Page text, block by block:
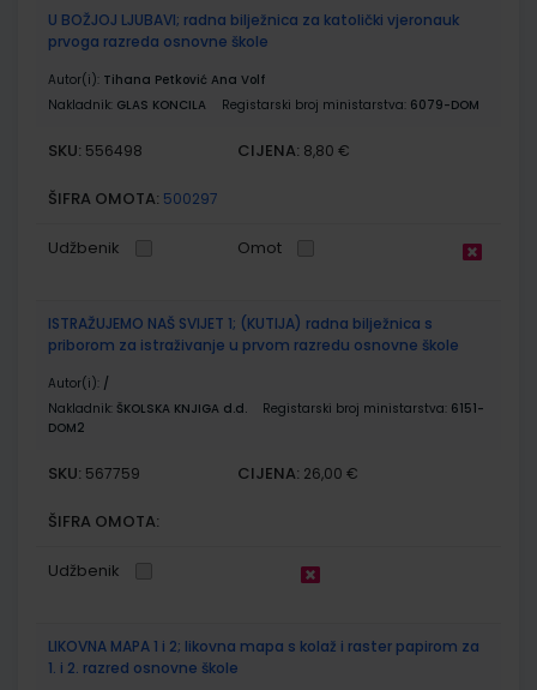
U BOŽJOJ LJUBAVI; radna bilježnica za katolički vjeronauk
prvoga razreda osnovne škole
Autor(i): Tihana Petković Ana Volf
Nakladnik: GLAS KONCILA Registarski broj ministarstva: 6079-DOM
SKU: 556498 CIJENA: 8,80 €
ŠIFRA OMOTA: 500297
Udžbenik Omot
ISTRAŽUJEMO NAŠ SVIJET 1; (KUTIJA) radna bilježnica s
priborom za istraživanje u prvom razredu osnovne škole
Autor(i): /
Nakladnik: ŠKOLSKA KNJIGA d.d. Registarski broj ministarstva: 6151-
DOM2
SKU: 567759 CIJENA: 26,00 €
ŠIFRA OMOTA:
Udžbenik
LIKOVNA MAPA 1 i 2; likovna mapa s kolaž i raster papirom za
1. i 2. razred osnovne škole